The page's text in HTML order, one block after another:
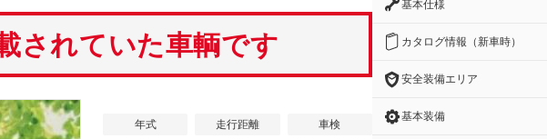
されていた車輌です
年式 走行距離 車検
基本仕様
カタログ情報（新車時）
安全装備エリア
基本装備